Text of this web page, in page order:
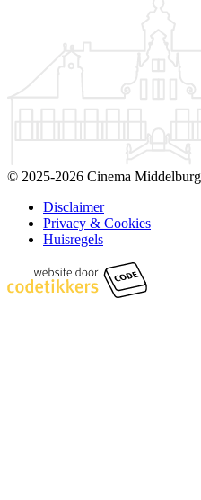
© 2025-2026 Cinema
Disclaimer
Privacy & Cookies
Huisregels